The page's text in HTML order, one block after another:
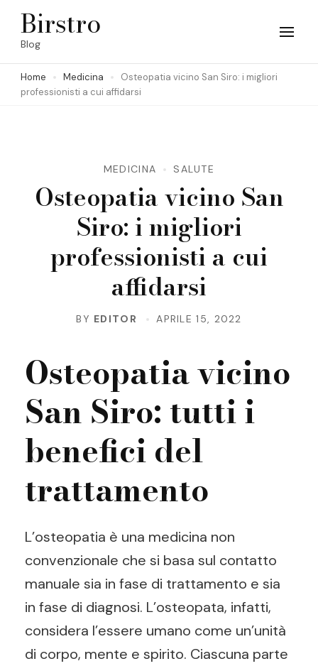
Skip
(Press
Birstro
Blog
Home Medicina
Osteopatia vicino San Siro: i migliori
professionisti a cui affidarsi
MEDICINA SALUTE
Osteopatia vicino San
Siro: i migliori
professionisti a cui
affidarsi
BY EDITOR APRILE 15, 2022
Osteopatia vicino
San Siro: tutti i
benefici del
trattamento
L’osteopatia è una medicina non
convenzionale che si basa sul contatto
manuale sia in fase di trattamento e sia
in fase di diagnosi. L’osteopata, infatti,
considera l’essere umano come un’unità
di corpo, mente e spirito. Ciascuna parte